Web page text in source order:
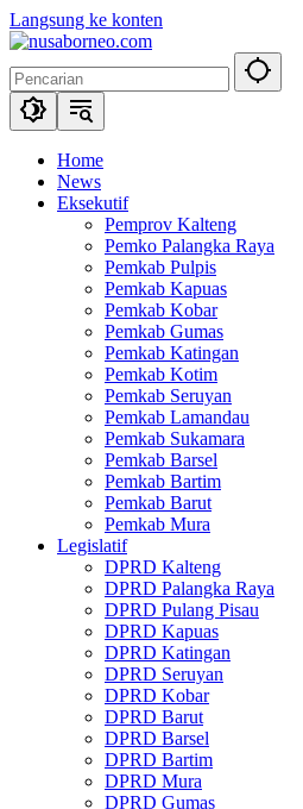
Langsung ke konten
Home
News
Eksekutif
Pemprov Kalteng
Pemko Palangka Raya
Pemkab Pulpis
Pemkab Kapuas
Pemkab Kobar
Pemkab Gumas
Pemkab Katingan
Pemkab Kotim
Pemkab Seruyan
Pemkab Lamandau
Pemkab Sukamara
Pemkab Barsel
Pemkab Bartim
Pemkab Barut
Pemkab Mura
Legislatif
DPRD Kalteng
DPRD Palangka Raya
DPRD Pulang Pisau
DPRD Kapuas
DPRD Katingan
DPRD Seruyan
DPRD Kobar
DPRD Barut
DPRD Barsel
DPRD Bartim
DPRD Mura
DPRD Gumas